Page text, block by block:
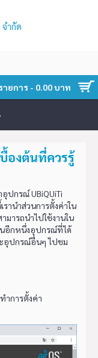
ายการ - 0.00 บาท
องต้นที่ควรรู้
ปกรณ์ UBiQUiTi
านำส่วนการตั้งค่าใน
มารถนำไปใช้งานใน
นอีกหนึ่งอุปกรณ์ที่ได้
ะอุปกรณ์อื่นๆ ไปชม
ำการตั้งค่า